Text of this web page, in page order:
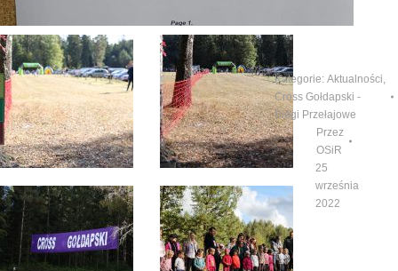
Kategorie: Aktualności,
Cross Gołdapski -
Biegi Przełajowe
Przez
OSiR
25
września
2022